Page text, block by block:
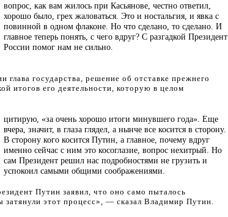
вопрос, как вам жилось при Касьянове, честно ответил,
хорошо было, грех жаловаться. Это и ностальгия, и явка с
повинной в одном флаконе. Но что сделано, то сделано. И
главное теперь понять, с чего вдруг? С разгадкой Президент
России помог нам не сильно.
глава государства, решение об отставке прежнего
итогов его деятельности, которую в целом
цитирую, «за очень хорошо итоги минувшего года». Еще
вчера, значит, в глаза глядел, а нынче все косится в сторону.
В сторону кого косится Путин, а главное, почему вдруг
именно сейчас с ним это косоглазие, вопрос нехитрый. Но
сам Президент решил нас подробностями не грузить и
успокоил самыми общими соображениями.
Путин заявил, что оно само пыталось
этот процесс», — сказал Владимир Путин.